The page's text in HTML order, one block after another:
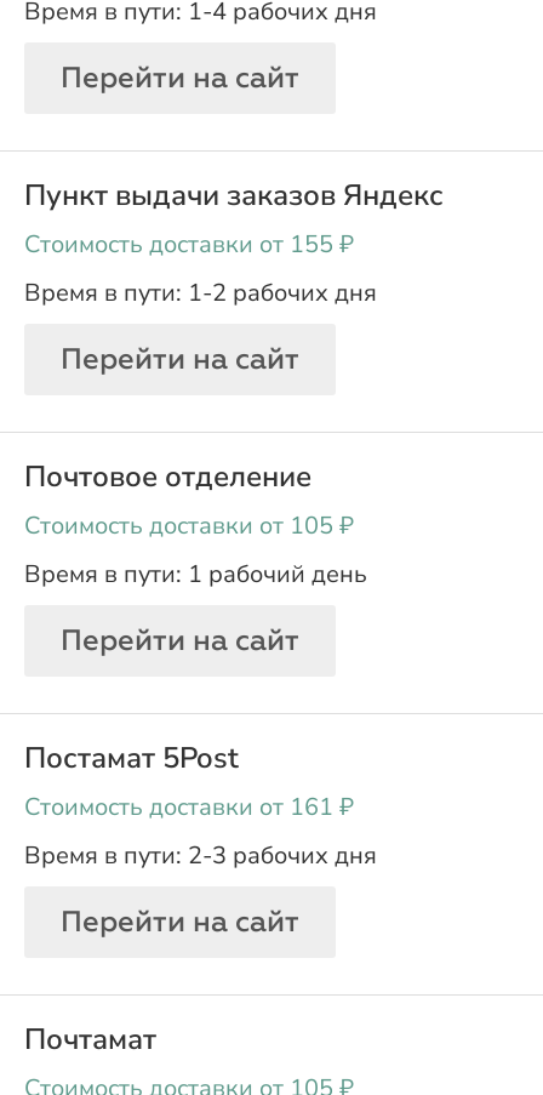
1-4 рабочих дня
Перейти на сайт
Пункт выдачи заказов Яндекс
oт 155 ₽
1-2 рабочих дня
Перейти на сайт
Почтовое отделение
oт 105 ₽
1 рабочий день
Перейти на сайт
Постамат 5Post
oт 161 ₽
2-3 рабочих дня
Перейти на сайт
Почтамат
oт 105 ₽